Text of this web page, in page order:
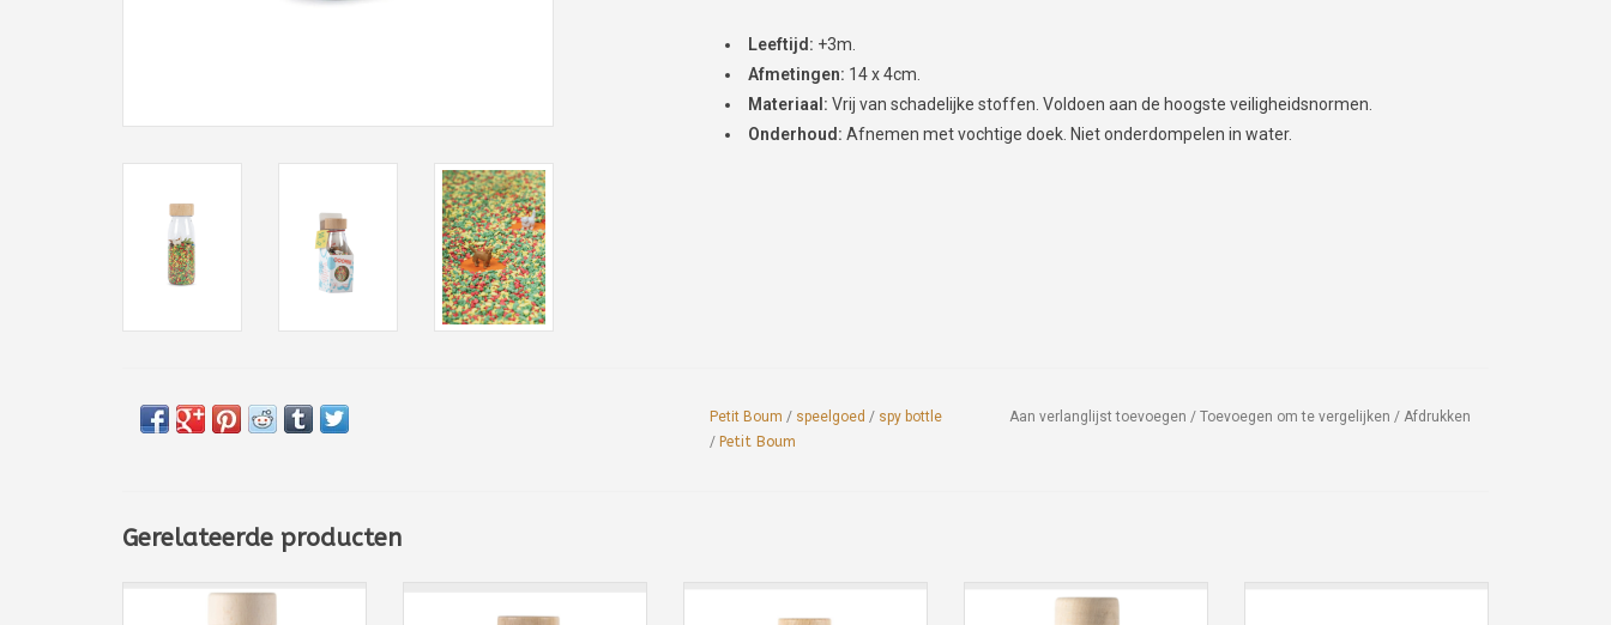
Leeftijd: +3m.
Afmetingen: 14 x 4cm.
Materiaal: Vrij van schadelijke stoffen. Voldoen aan de hoogste veiligheidsnormen.
Onderhoud: Afnemen met vochtige doek. Niet onderdompelen in water.
Petit Boum / speelgoed / spy bottle
/ Petit Boum
Aan verlanglijst toevoegen / Toevoegen om te vergelijken / Afdrukken
Gerelateerde producten